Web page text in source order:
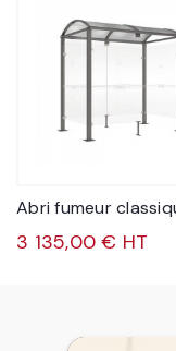
Abri fumeur
3 135,00 € HT